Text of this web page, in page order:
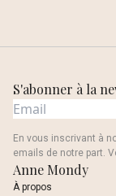
Anne Mondy
À propos
S'abonner à la
En vous inscrivant à
emails de notre part.